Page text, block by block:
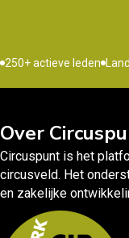
250+ actieve leden
Over
Circuspunt is het
circusveld. Het
en zakelijke